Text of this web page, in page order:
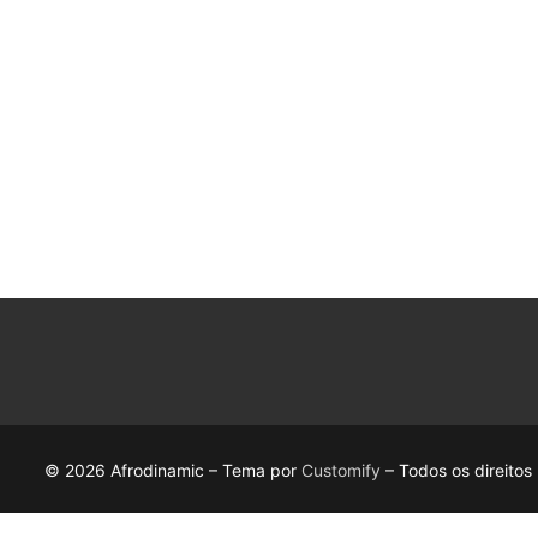
© 2026 Afrodinamic – Tema por Customify – Todos os direitos